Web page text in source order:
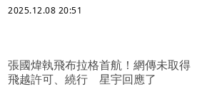
2025.12.08 20:51
張國煒執飛布拉格首航！網傳未取得
飛越許可、繞行 星宇回應了